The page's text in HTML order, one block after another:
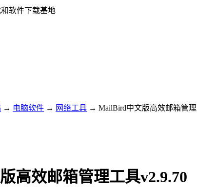
软件下载基地
→ 电脑软件 → 网络工具 → MailBird中文版高效邮箱管理
高效邮箱管理工具v2.9.70